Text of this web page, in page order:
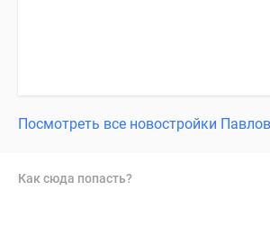
Посмотреть все новостройки
Как сюда попасть?